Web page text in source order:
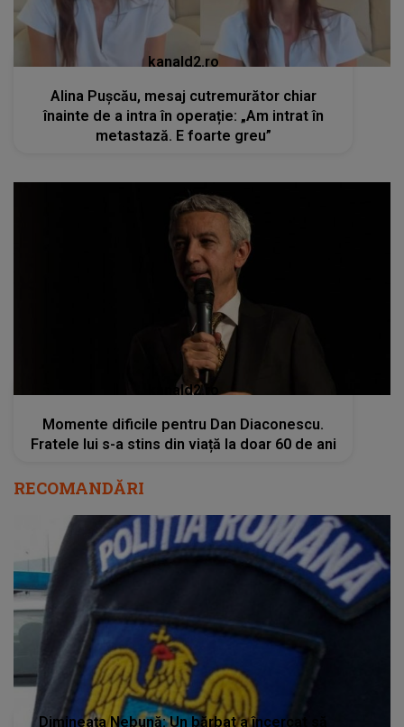
kanald2.ro
Alina Pușcău, mesaj cutremurător chiar
înainte de a intra în operație: „Am intrat în
metastază. E foarte greu”
kanald2.ro
Momente dificile pentru Dan Diaconescu.
Fratele lui s-a stins din viață la doar 60 de ani
RECOMANDĂRI
Dimineața Nebună: Un bărbat a încercat să